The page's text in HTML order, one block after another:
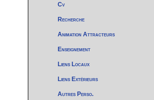
Cv
Recherche
Animation Attracteurs
Enseignement
Liens Locaux
Liens Extérieurs
Autres Perso.